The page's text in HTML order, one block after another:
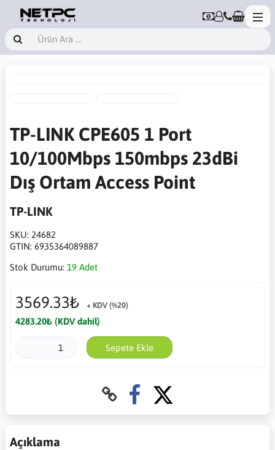
TP-LINK CPE605 1 Port
10/100Mbps 150mbps 23dBi
Dış Ortam Access Point
TP-LINK
SKU: 24682
GTIN: 6935364089887
Stok Durumu: 19 Adet
3569.33₺ + KDV (%20)
4283.20₺ (KDV dahil)
Sepete Ekle
Açıklama